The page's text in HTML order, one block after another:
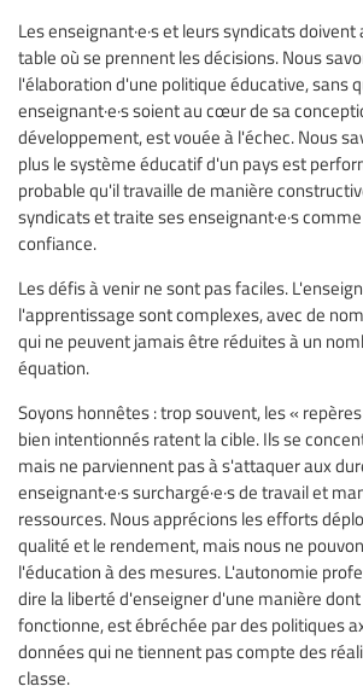
Les enseignant·e·s et leurs syndicats
table où se prennent les décisions. Nous
l'élaboration d'une politique éducative, sans
enseignant·e·s soient au cœur de sa
développement, est vouée à l'échec. Nous
plus le système éducatif d'un pays est
probable qu'il travaille de manière
syndicats et traite ses enseignant·e·s
confiance.
Les défis à venir ne sont pas faciles.
l'apprentissage sont complexes, avec de
qui ne peuvent jamais être réduites à un
équation.
Soyons honnêtes : trop souvent, les «
bien intentionnés ratent la cible. Ils se
mais ne parviennent pas à s'attaquer aux
enseignant·e·s surchargé·e·s de travail et
ressources. Nous apprécions les efforts
qualité et le rendement, mais nous ne
l'éducation à des mesures. L'autonomie
dire la liberté d'enseigner d'une manière
fonctionne, est ébréchée par des politiques
données qui ne tiennent pas compte des
classe.